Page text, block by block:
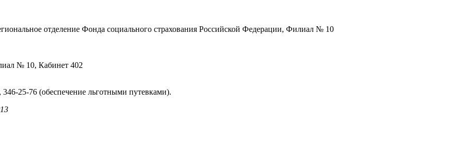
отделение Фонда социального страхования Российской Федерации, Филиал № 10
№ 10, Кабинет 402
25-76 (обеспечение льготными путевками).